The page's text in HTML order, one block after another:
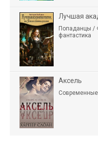
Лучшая
Попаданцы /
фантастика
Аксель